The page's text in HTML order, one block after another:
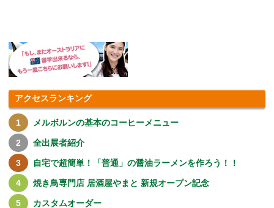
アクセスランキング
メルボルンの基本のコーヒーメニュー
全出展者紹介
自宅で超簡単！「普通」の醤油ラーメンを作ろう！！
焼き鳥専門店 居酒屋やまと 新規オープン記念
カスタムオーダー